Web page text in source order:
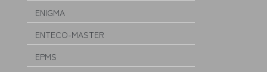
ENIGMA
ENTECO-MASTER
EPMS